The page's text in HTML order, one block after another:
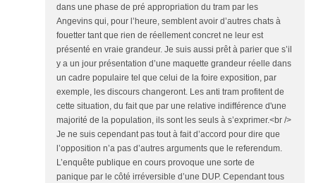
dans une phase de pré appropriation du tram par les
Angevins qui, pour l’heure, semblent avoir d’autres chats à
fouetter tant que rien de réellement concret ne leur est
présenté en vraie grandeur. Je suis aussi prêt à parier que s’il
y a un jour présentation d’une maquette grandeur réelle dans
un cadre populaire tel que celui de la foire exposition, par
exemple, les discours changeront. Les anti tram profitent de
cette situation, du fait que par une relative indifférence d'une
majorité de la population, ils sont les seuls à s’exprimer.<br />
Je ne suis cependant pas tout à fait d’accord pour dire que
l’opposition n’a pas d’autres arguments que le referendum.
L’enquête publique en cours provoque une sorte de
panique par le côté irréversible d’une DUP. Cependant tous